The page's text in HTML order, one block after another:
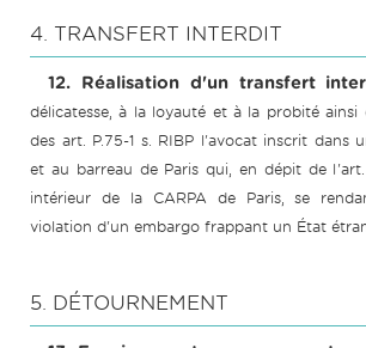
4. TRANSFERT INTERDIT
12. Réalisation d'un transfert
délicatesse, à la loyauté et à la probité ainsi
des art. P.75-1 s. RIBP l'avocat inscrit dans
et au barreau de Paris qui, en dépit de
intérieur de la CARPA de Paris, se
violation d'un embargo frappant un État
5. DÉTOURNEMENT